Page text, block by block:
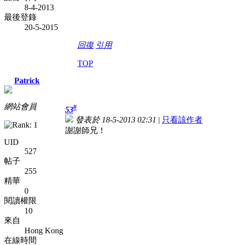
8-4-2013
最後登錄
20-5-2015
回復 引用
TOP
Patrick
網站會員
UID
527
帖子
255
精華
0
閱讀權限
10
來自
Hong Kong
在線時間
53#
發表於 18-5-2013 02:31 | 只看該作者
謝謝師兄！